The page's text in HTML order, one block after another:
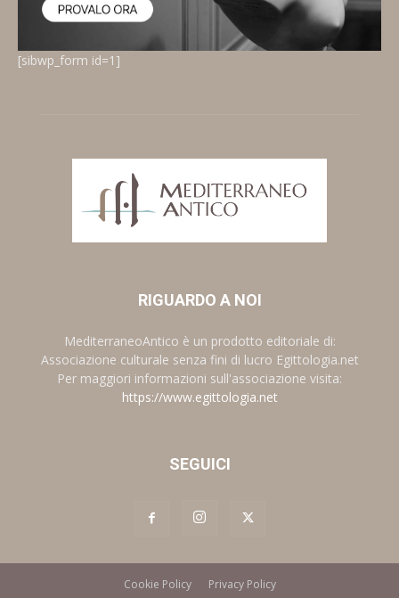
[sibwp_form id=1]
RIGUARDO A NOI
MediterraneoAntico è un prodotto editoriale di:
Associazione culturale senza fini di lucro Egittologia.net
Per maggiori informazioni sull'associazione visita:
https://www.egittologia.net
SEGUICI
Cookie Policy Privacy Policy